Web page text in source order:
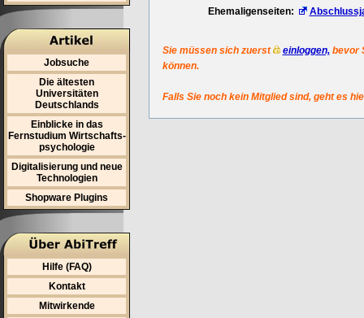
Jobsuche
Die ältesten
Universitäten
Deutschlands
Einblicke in das
Fernstudium Wirtschafts-
psychologie
Digitalisierung und neue
Technologien
Shopware Plugins
Hilfe (FAQ)
Kontakt
Mitwirkende
Ehemaligenseiten:
Sie müssen sich zuerst einloggen,bevor
können.
Falls Sie noch kein Mitglied sind, geht es